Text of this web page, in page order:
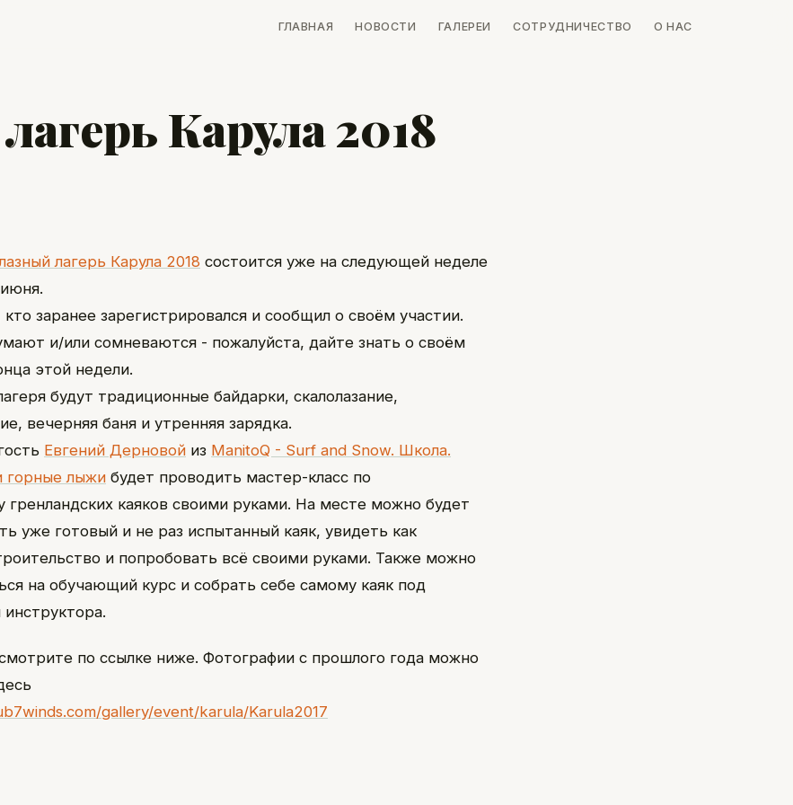
ГЛАВНАЯ НОВОСТИ ГАЛЕРЕИ СОТРУДНИЧЕСТВО О НАС
Карула 2018
лагерь Карула 2018 состоится уже на следующей неделе
заранее зарегистрировался и сообщил о своём участии.
и/или сомневаются - пожалуйста, дайте знать о своём
этой недели.
будут традиционные байдарки, скалолазание,
вечерняя баня и утренняя зарядка.
Евгений Дерновой из ManitoQ - Surf and Snow. Школа.
горные лыжи будет проводить мастер-класс по
гренландских каяков своими руками. На месте можно будет
уже готовый и не раз испытанный каяк, увидеть как
и попробовать всё своими руками. Также можно
на обучающий курс и собрать себе самому каяк под
по ссылке ниже. Фотографии с прошлого года можно
gallery/event/karula/Karula2017